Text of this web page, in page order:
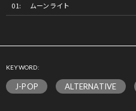
ムーンライト
KEYWORD:
J-POP ALTERNATIVE